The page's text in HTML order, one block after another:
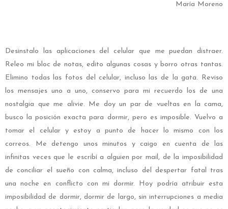
María Moreno
Desinstalo las aplicaciones del celular que me puedan distraer.
Releo mi bloc de notas, edito algunas cosas y borro otras tantas.
Elimino todas las fotos del celular, incluso las de la gata. Reviso
los mensajes uno a uno, conservo para mi recuerdo los de una
nostalgia que me alivie. Me doy un par de vueltas en la cama,
busco la posición exacta para dormir, pero es imposible. Vuelvo a
tomar el celular y estoy a punto de hacer lo mismo con los
correos. Me detengo unos minutos y caigo en cuenta de las
infinitas veces que le escribí a alguien por mail, de la imposibilidad
de conciliar el sueño con calma, incluso del despertar fatal tras
una noche en conflicto con mi dormir. Hoy podría atribuir esta
imposibilidad de dormir, dormir de largo, sin interrupciones a media